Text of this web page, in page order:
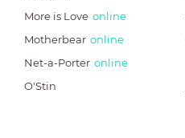
More is Love online
Motherbear online
Net-a-Porter online
O'Stin